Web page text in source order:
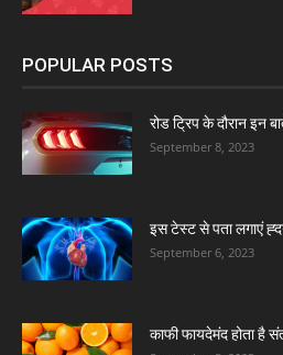
POPULAR POSTS
रोड ट्रिप के दौरान इन
September 8, 2023
इस टेस्ट से पता लगाएं
September 6, 2023
काफी फायदेमंद होता है